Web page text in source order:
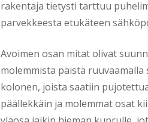
rakentaja tietysti tarttuu
parvekkeesta etukäteen
Avoimen osan mitat olivat
molemmista päistä
kolonen, joista saatiin
päällekkäin ja molemmat osat